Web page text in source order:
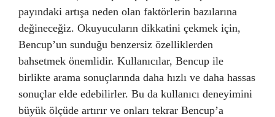
payındaki artışa neden olan faktörlerin bazılarına
değineceğiz. Okuyucuların dikkatini çekmek için,
Bencup’un sunduğu benzersiz özelliklerden
bahsetmek önemlidir. Kullanıcılar, Bencup ile
birlikte arama sonuçlarında daha hızlı ve daha hassas
sonuçlar elde edebilirler. Bu da kullanıcı deneyimini
büyük ölçüde artırır ve onları tekrar Bencup’a